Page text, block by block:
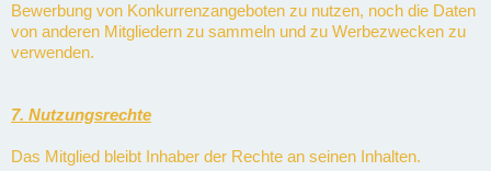
Bewerbung von Konkurrenzangeboten zu nutzen, noch die Daten
von anderen Mitgliedern zu sammeln und zu Werbezwecken zu
verwenden.
7. Nutzungsrechte
Das Mitglied bleibt Inhaber der Rechte an seinen Inhalten.